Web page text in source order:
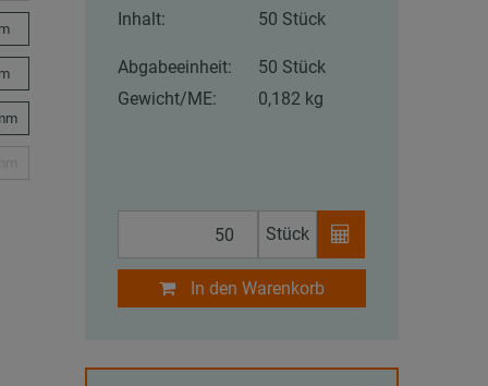
Inhalt:
50 Stück
Abgabeeinheit:
50 Stück
Gewicht/ME:
0,182 kg
Stück
In den Warenkorb